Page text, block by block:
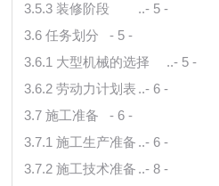
3.5.3 装修阶段
..- 5 -
3.6 任务划分
- 5 -
3.6.1 大型机械的选择
..- 5 -
3.6.2 劳动力计划表 ..- 6 -
3.7 施工准备
- 6 -
3.7.1 施工生产准备 ..- 6 -
3.7.2 施工技术准备 ..- 8 -